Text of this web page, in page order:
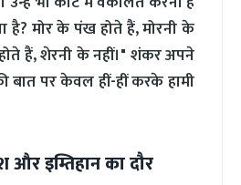
है? मोर के पंख होते हैं, मोरनी के
हैं, शेरनी के नहीं।" शंकर अपने
बात पर केवल हीं-हीं करके हामी
और इम्तिहान का दौर